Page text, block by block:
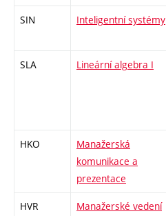
SIN Inteligentní systémy
SLA Lineární algebra I
HKO
Manažerská
komunikace a
prezentace
HVR
Manažerské vedení